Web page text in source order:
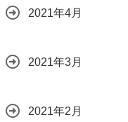
2021年4月
2021年3月
2021年2月